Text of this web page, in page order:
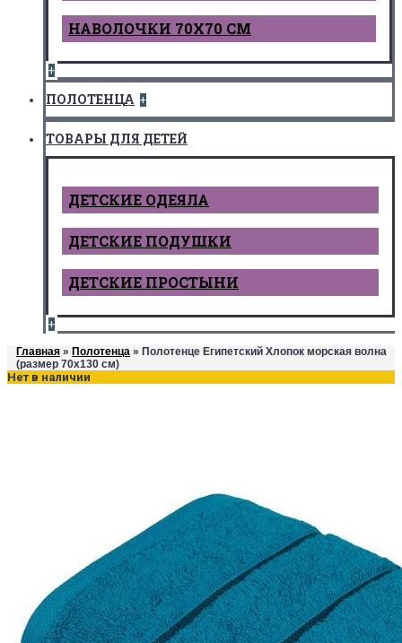
НАВОЛОЧКИ 70Х70 СМ
+
ПОЛОТЕНЦА +
ТОВАРЫ ДЛЯ ДЕТЕЙ
ДЕТCКИЕ ОДЕЯЛА
ДЕТСКИЕ ПОДУШКИ
ДЕТСКИЕ ПРОСТЫНИ
+
Главная » Полотенца » Полотенце Египетский Хлопок морская волна
(размер 70х130 см)
Нет в наличии